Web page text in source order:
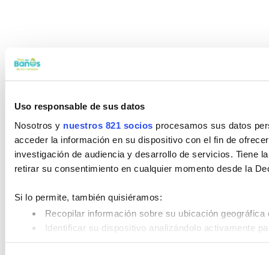
Uso responsable de sus datos
Nosotros y nuestros 821 socios procesamos sus datos
acceder la información en su dispositivo con el fin de
investigación de audiencia y desarrollo de servicios. Tiene
retirar su consentimiento en cualquier momento desde la
Si lo permite, también quisiéramos:
Recopilar información sobre su ubicación
Identificar su dispositivo analizándolo activamente